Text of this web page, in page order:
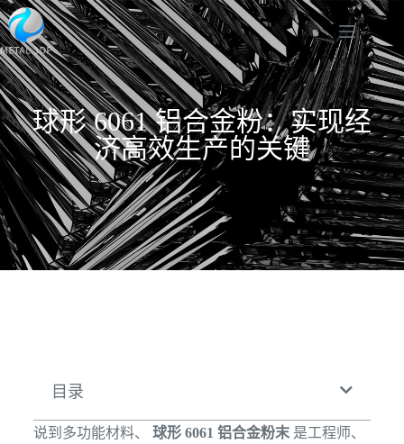
球形 6061 铝合金粉：实现经
济高效生产的关键
目录
说到多功能材料、 球形 6061 铝合金粉末是工程师、